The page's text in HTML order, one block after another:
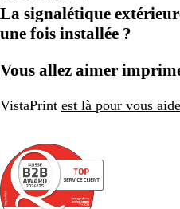
La signalétique
une fois installée ?
Vous allez aimer
VistaPrint est là pour vous